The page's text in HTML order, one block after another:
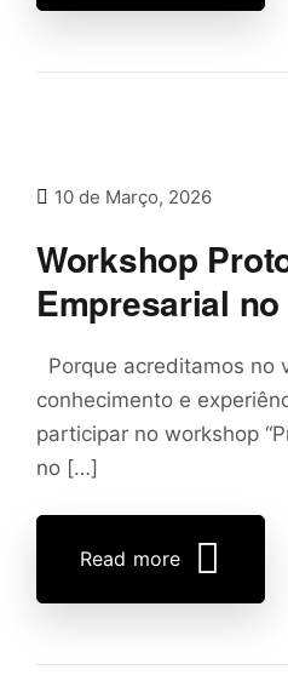
10 de Março, 2026
Workshop
Empresarial
Porque acreditamos no
conhecimento e
participar no workshop
no […]
Read more